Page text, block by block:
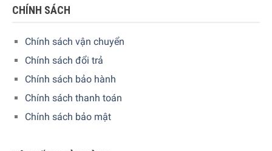
tiện lợi tối đa cho người sử dụng.
Nồi cơm điện đi kèm đầy đủ phụ kiện, bao gồm cốc đong
giúp đo lường chính xác lượng gạo, thìa cơm hỗ trợ xới và
múc cơm dễ dàng, cùng khay hấp tiện lợi để chế biến các
CHÍNH SÁCH
Chính sách vận chuyển
Chính sách đổi trả
Chính sách bảo hành
Chính sách thanh toán
Chính sách bảo mật